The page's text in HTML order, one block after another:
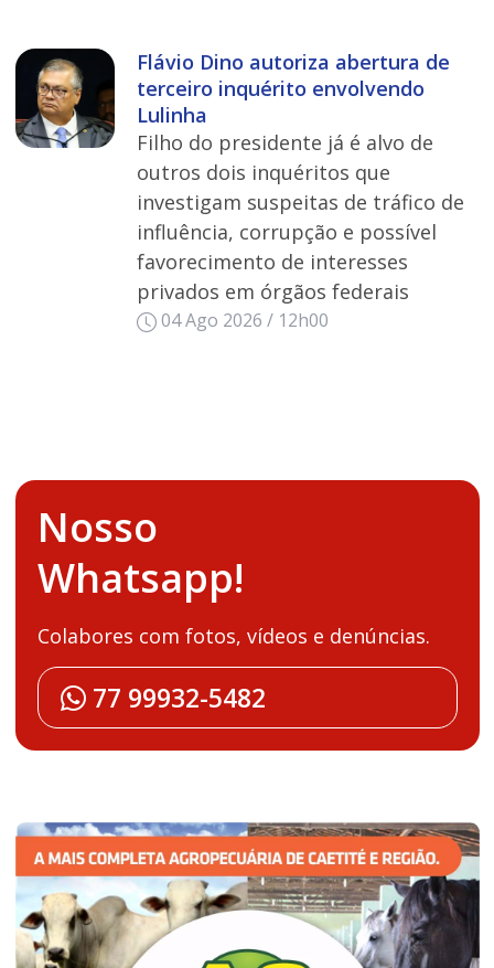
Flávio Dino autoriza abertura de
terceiro inquérito envolvendo
Lulinha
Filho do presidente já é alvo de
outros dois inquéritos que
investigam suspeitas de tráfico de
influência, corrupção e possível
favorecimento de interesses
privados em órgãos federais
04 Ago 2026 / 12h00
Nosso
Whatsapp!
Colabores com fotos, vídeos e denúncias.
77 99932-5482